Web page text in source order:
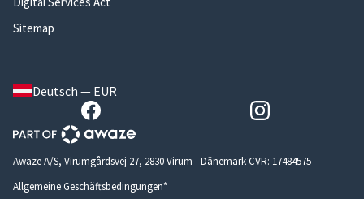
Sitemap
Deutsch — EUR
Awaze A/S, Virumgårdsvej 27, 2830 Virum - Dänemark CVR: 17484575
Allgemeine Geschäftsbedingungen*